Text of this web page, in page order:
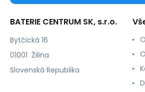
BATERIE CENTRUM SK, s.r.o.
Bytčická 16
01001 Žilina
Slovenská Republika